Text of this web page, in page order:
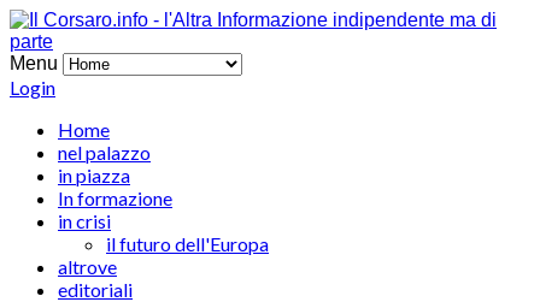
Menu
Login
Home
nel palazzo
in piazza
In formazione
in crisi
il futuro dell'Europa
altrove
editoriali